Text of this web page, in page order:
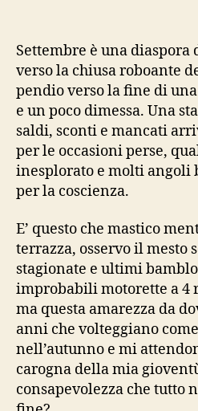
Settembre è una
verso la chiusa roboante
pendio verso la fine di
e un poco dimessa. Una
saldi, sconti e mancati
per le occasioni perse,
inesplorato e molti angoli
per la coscienza.
E’ questo che mastico
terrazza, osservo il mesto
stagionate e ultimi
improbabili motorette a 4
ma questa amarezza da
anni che volteggiano
nell’autunno e mi
carogna della mia
consapevolezza che tutto